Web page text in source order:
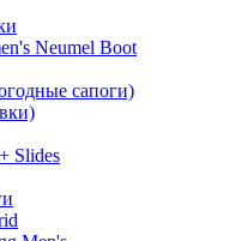
Neumel Boot
сапоги)
Slides